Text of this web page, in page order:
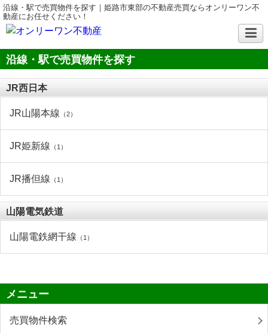
沿線・駅で売買物件を探す｜姫路市東部の不動産売買ならオンリーワン不
動産にお任せください！
沿線・駅で売買物件を探す
JR西日本
JR山陽本線 （2）
JR姫新線 （1）
JR播但線 （1）
山陽電気鉄道
山陽電鉄網干線 （1）
メニュー
売買物件検索